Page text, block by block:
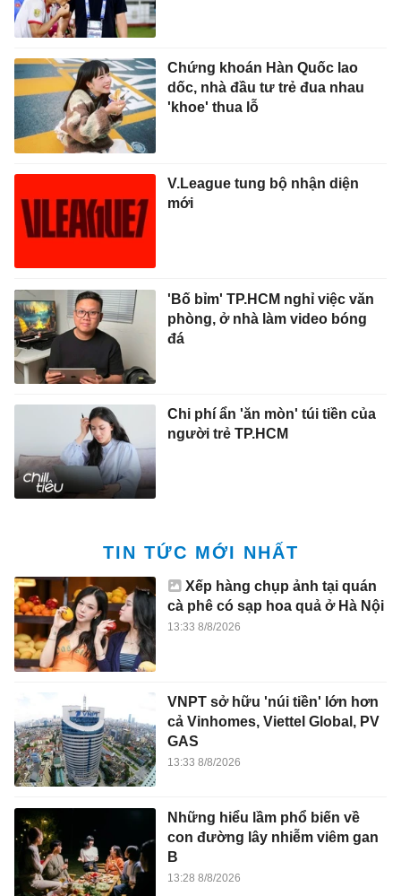
Chứng khoán Hàn Quốc lao
dốc, nhà đầu tư trẻ đua nhau
'khoe' thua lỗ
V.League tung bộ nhận diện
mới
'Bố bỉm' TP.HCM nghỉ việc văn
phòng, ở nhà làm video bóng
đá
Chi phí ẩn 'ăn mòn' túi tiền của
người trẻ TP.HCM
TIN TỨC MỚI NHẤT
Xếp hàng chụp ảnh tại quán
cà phê có sạp hoa quả ở Hà Nội
13:33 8/8/2026
VNPT sở hữu 'núi tiền' lớn hơn
cả Vinhomes, Viettel Global, PV
GAS
13:33 8/8/2026
Những hiểu lầm phổ biến về
con đường lây nhiễm viêm gan
B
13:28 8/8/2026